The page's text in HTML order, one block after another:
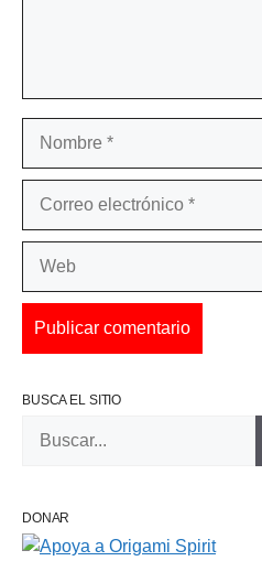
BUSCA EL SITIO
DONAR